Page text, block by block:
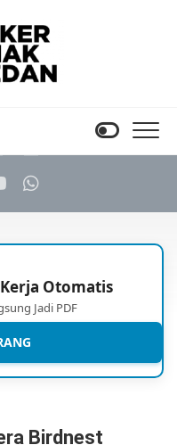
Otomatis
Jadi PDF
Birdnest